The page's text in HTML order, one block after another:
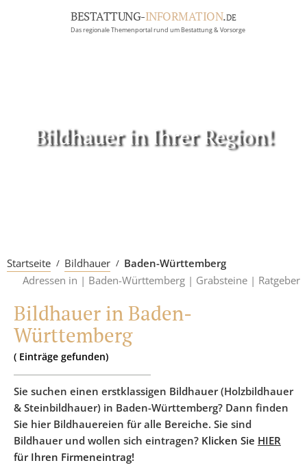
BESTATTUNG-INFORMATION.DE
Das regionale Themenportal rund um Bestattung & Vorsorge
Bildhauer in Ihrer Region!
Startseite Bildhauer
Baden-Württemberg
Adressen in | Baden-Württemberg | Grabsteine | Ratgeber
Bildhauer in Baden-
Württemberg
( Einträge gefunden)
Sie suchen einen erstklassigen Bildhauer (Holzbildhauer
& Steinbildhauer) in Baden-Württemberg? Dann finden
Sie hier Bildhauereien für alle Bereiche. Sie sind
Bildhauer und wollen sich eintragen? Klicken Sie HIER
für Ihren Firmeneintrag!